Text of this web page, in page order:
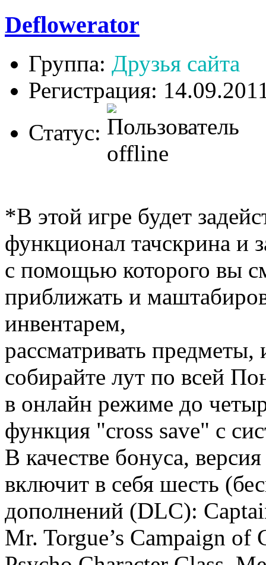
Deflowerator
Группа: Друзья сайта
Регистрация:
Статус:
*В этой игре будет
функционал тачскрина и
с помощью которого вы
приближать и
инвентарем,
рассматривать
собирайте лут по всей
в онлайн режиме до
функция "cross save" с
В качестве бонуса,
включит в себя шесть
дополнений (DLC):
Mr. Torgue’s Campaign of